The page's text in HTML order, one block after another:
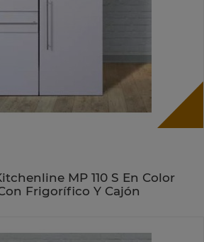
MP 110 S En Color
Frigorífico Y Cajón